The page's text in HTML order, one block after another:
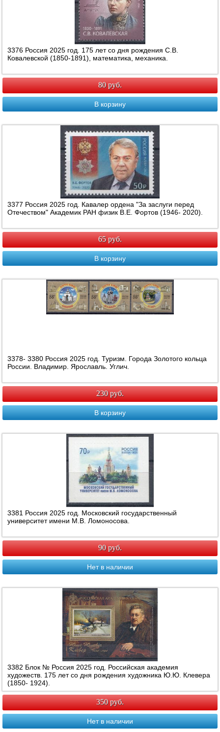
3376 Россия 2025 год. 175 лет со дня рождения С.В.
Ковалевской (1850-1891), математика, механика.
80 руб.
В корзину
3377 Россия 2025 год. Кавалер ордена "За заслуги перед
Отечеством" Академик РАН физик В.Е. Фортов (1946- 2020).
65 руб.
В корзину
3378- 3380 Россия 2025 год. Туризм. Города Золотого кольца
России. Владимир. Ярославль. Углич.
230 руб.
В корзину
3381 Россия 2025 год. Московский государственный
университет имени М.В. Ломоносова.
90 руб.
Нет в наличии
3382 Блок № Россия 2025 год. Российская академия
художеств. 175 лет со дня рождения художника Ю.Ю. Клевера
(1850- 1924).
350 руб.
Нет в наличии